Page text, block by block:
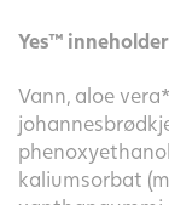
Yes™
Vann, aloe
kaliumsorbat